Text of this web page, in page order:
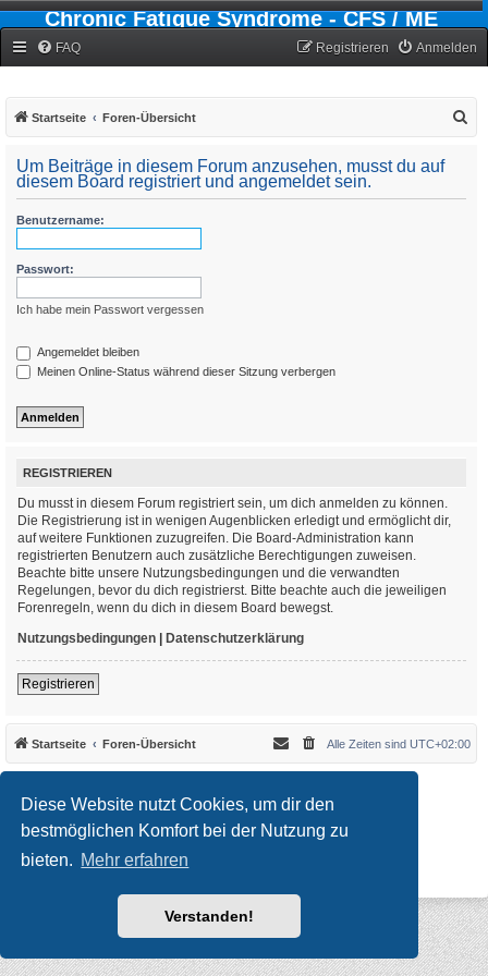
Diese Website nutzt Cookies, um dir den
bestmöglichen Komfort bei der Nutzung zu
bieten. Mehr erfahren
Verstanden!
Chronic Fatigue Syndrome - CFS / ME
FAQ Anmelden
Registrieren
Startseite Foren-Übersicht
Um Beiträge in diesem Forum anzusehen, musst du auf
diesem Board registriert und angemeldet sein.
Benutzername:
Passwort:
Ich habe mein Passwort vergessen
Angemeldet bleiben
Meinen Online-Status während dieser Sitzung verbergen
REGISTRIEREN
Du musst in diesem Forum registriert sein, um dich anmelden zu können.
Die Registrierung ist in wenigen Augenblicken erledigt und ermöglicht dir,
auf weitere Funktionen zuzugreifen. Die Board-Administration kann
registrierten Benutzern auch zusätzliche Berechtigungen zuweisen.
Beachte bitte unsere Nutzungsbedingungen und die verwandten
Regelungen, bevor du dich registrierst. Bitte beachte auch die jeweiligen
Forenregeln, wenn du dich in diesem Board bewegst.
Nutzungsbedingungen | Datenschutzerklärung
Registrieren
Startseite Foren-Übersicht Alle Zeiten sind UTC+02:00
Updated to 3.3.x by
MannixMD
*Style version: 3.4.10
Powered byphpBB ® Forum Software © phpBB Limited
Datenschutz